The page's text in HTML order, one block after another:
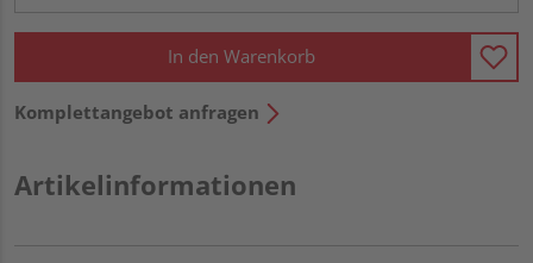
In den Warenkorb
Komplettangebot anfragen
Artikelinformationen